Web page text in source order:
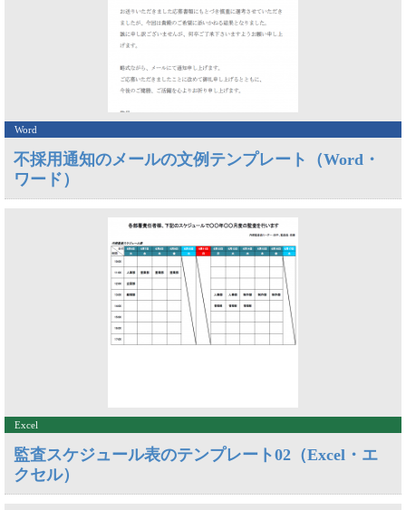
Word
不採用通知のメールの文例テンプレート（Word・
ワード）
Excel
監査スケジュール表のテンプレート02（Excel・エ
クセル）